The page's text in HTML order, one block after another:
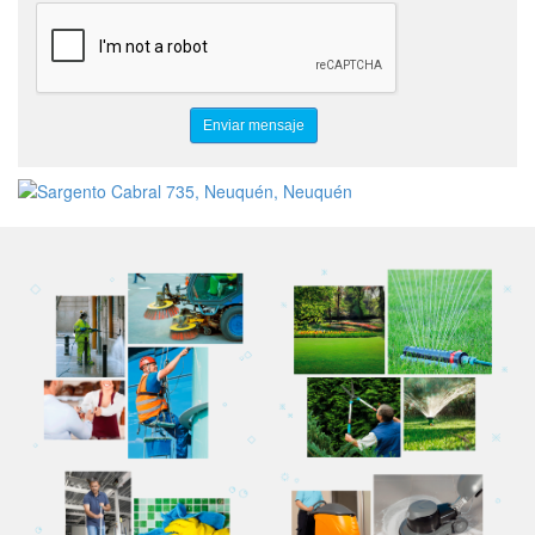
SERENOS Y CUIDADORES
LIMPIEZA EN YASIMIENTOS LIMPIEZA DE CONSORCIO
SERVICIOS COMPLEMENTARIOS